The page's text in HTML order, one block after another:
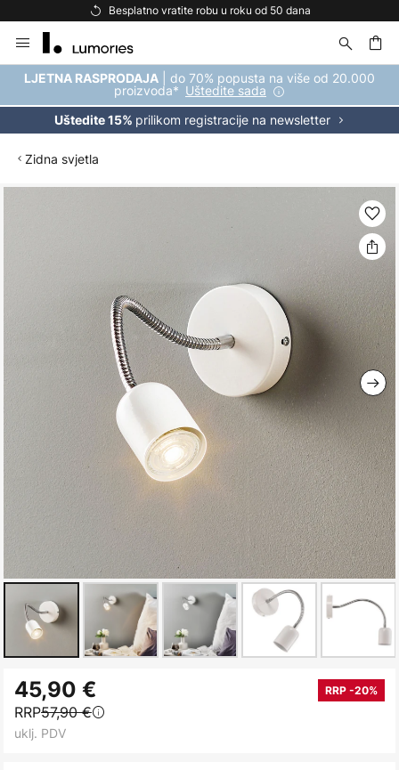
Besplatno vratite robu u roku od 50 dana
to
Content
LJETNA RASPRODAJA | do 70% popusta na više od 20.000
proizvoda* Uštedite sada
Uštedite 15% prilikom registracije na newsletter
Zidna svjetla
gallery
to
the
beginning
45,90 € RRP -20%
RRP57,90 €
uklj. PDV